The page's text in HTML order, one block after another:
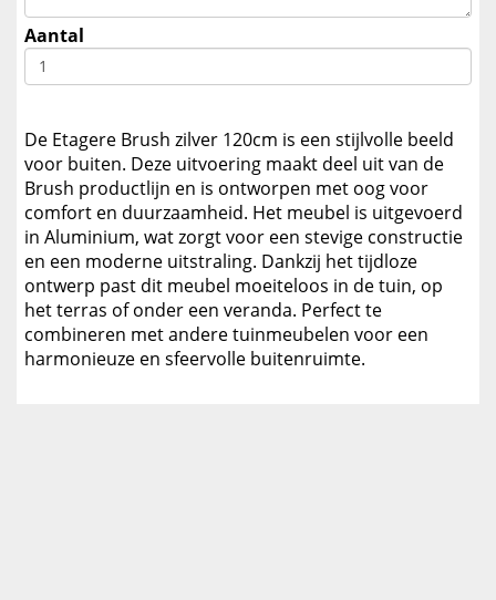
Aantal
De Etagere Brush zilver 120cm is een stijlvolle beeld
voor buiten. Deze uitvoering maakt deel uit van de
Brush productlijn en is ontworpen met oog voor
comfort en duurzaamheid. Het meubel is uitgevoerd
in Aluminium, wat zorgt voor een stevige constructie
en een moderne uitstraling. Dankzij het tijdloze
ontwerp past dit meubel moeiteloos in de tuin, op
het terras of onder een veranda. Perfect te
combineren met andere tuinmeubelen voor een
harmonieuze en sfeervolle buitenruimte.